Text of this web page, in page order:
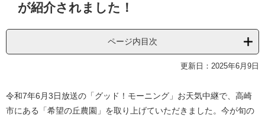
が紹介されました！
ページ内目次
更新日：2025年6月9日
令和7年6月3日放送の「グッド！モーニング」お天気中継で、高崎
市にある「希望の丘農園」を取り上げていただきました。今が旬の